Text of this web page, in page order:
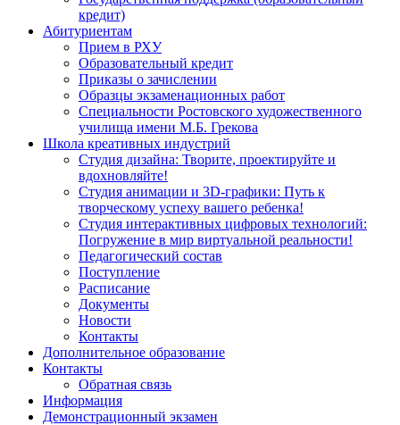
кредит)
Абитуриентам
Прием в РХУ
Образовательный кредит
Приказы о зачислении
Образцы экзаменационных работ
Специальности Ростовского художественного
училища имени М.Б. Грекова
Школа креативных индустрий
Студия дизайна: Творите, проектируйте и
вдохновляйте!
Студия анимации и 3D-графики: Путь к
творческому успеху вашего ребенка!
Студия интерактивных цифровых технологий:
Погружение в мир виртуальной реальности!
Педагогический состав
Поступление
Расписание
Документы
Новости
Контакты
Дополнительное образование
Контакты
Обратная связь
Информация
Демонстрационный экзамен